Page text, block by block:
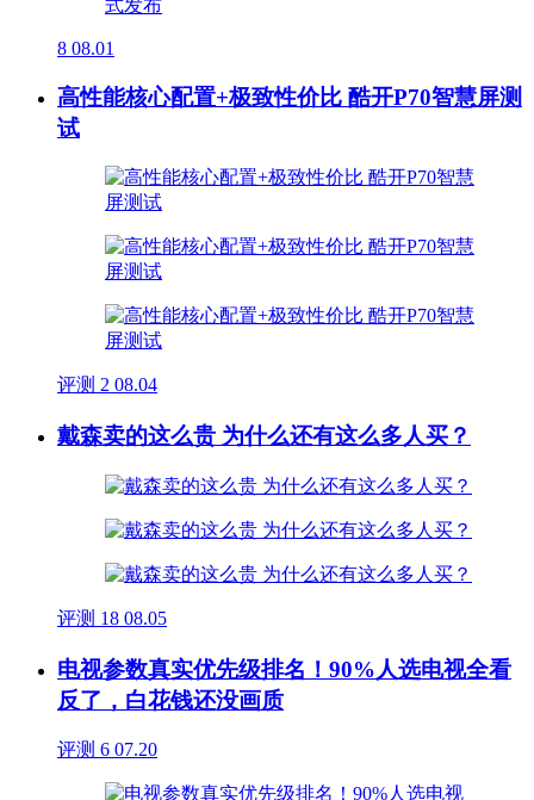
8 08.01
高性能核心配置+极致性价比 酷开P70智慧屏测
试
评测 2 08.04
戴森卖的这么贵 为什么还有这么多人买？
评测 18 08.05
电视参数真实优先级排名！90%人选电视全看
反了，白花钱还没画质
评测 6 07.20